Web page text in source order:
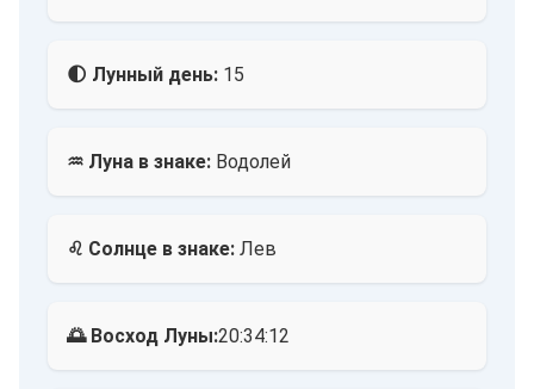
🌓 Лунный день: 15
♒ Луна в знаке: Водолей
♌ Солнце в знаке: Лев
🌅 Восход Луны:20:34:12